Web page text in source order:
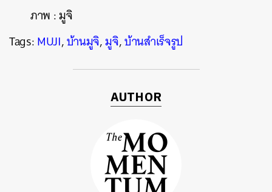
ภาพ :มูจิ
Tags:MUJI,บ้านมูจิ,มูจิ,บ้านสำเร็จรูป
AUTHOR